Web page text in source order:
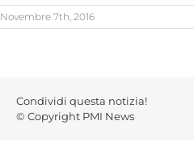
Novembre 7th, 2016
Condividi questa notizia!
© Copyright PMI News